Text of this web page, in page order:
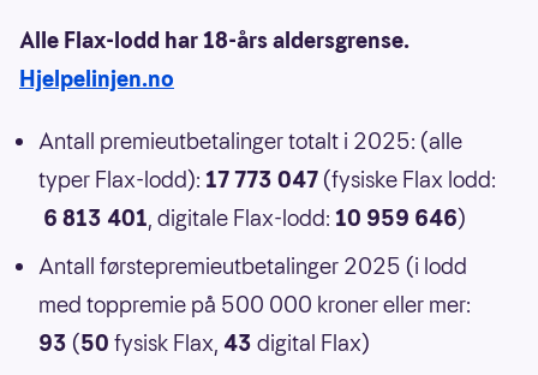
Alle Flax-lodd har 18-års aldersgrense.
Hjelpelinjen.no
Antall premieutbetalinger totalt i 2025: (alle
typer Flax-lodd): 17 773 047 (fysiske Flax lodd:
6 813 401, digitale Flax-lodd: 10 959 646)
Antall førstepremieutbetalinger 2025 (i lodd
med toppremie på 500 000 kroner eller mer:
93 (50 fysisk Flax, 43 digital Flax)